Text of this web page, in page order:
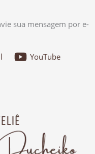
sua mensagem por e-
YouTube